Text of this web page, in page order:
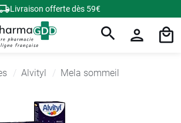
Livraison offerte dès 59€
Alvityl Mela sommeil